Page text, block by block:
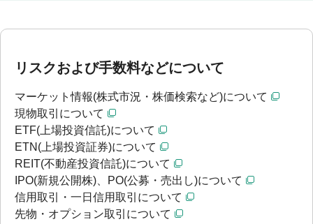
リスクおよび手数料などについて
マーケット情報(株式市況・株価検索など)について
現物取引について
ETF(上場投資信託)について
ETN(上場投資証券)について
REIT(不動産投資信託)について
IPO(新規公開株)、PO(公募・売出し)について
信用取引・一日信用取引について
先物・オプション取引について